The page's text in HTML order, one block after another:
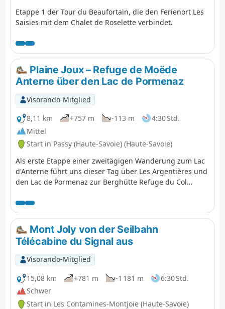
Etappe 1 der Tour du Beaufortain, die den Ferienort Les
Saisies mit dem Chalet de Roselette verbindet.
Plaine Joux – Refuge de Moëde
Anterne über den Lac de Pormenaz
Visorando-Mitglied
8,11 km
+757 m -113 m
4:30 Std.
Mittel
Start in Passy (Haute-Savoie) (Haute-Savoie)
Als erste Etappe einer zweitägigen Wanderung zum Lac
d'Anterne führt uns dieser Tag über Les Argentières und
den Lac de Pormenaz zur Berghütte Refuge du Col
Mont Joly von der Seilbahn
Télécabine du Signal aus
Visorando-Mitglied
15,08 km
+781 m -1 181 m
6:30 Std.
Schwer
Start in Les Contamines-Montjoie (Haute-Savoie)